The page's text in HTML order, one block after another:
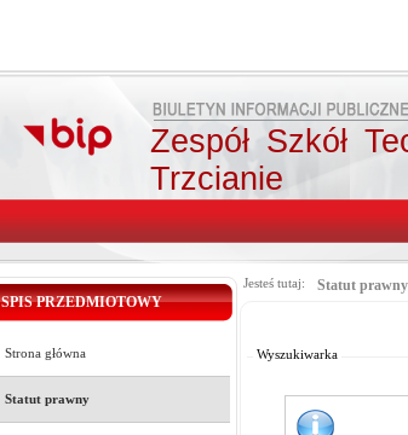
Zespół Szkół
Trzcianie
SPIS PRZEDMIOTOWY
Strona główna
Statut prawny
Jesteś tutaj: Statut prawny
Wyszukiwarka